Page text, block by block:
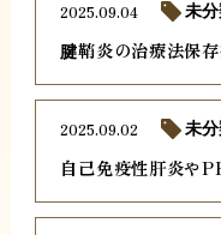
腱鞘炎の治療法保
2025.09.04 未
自己免疫性肝炎や
2025.09.02 未